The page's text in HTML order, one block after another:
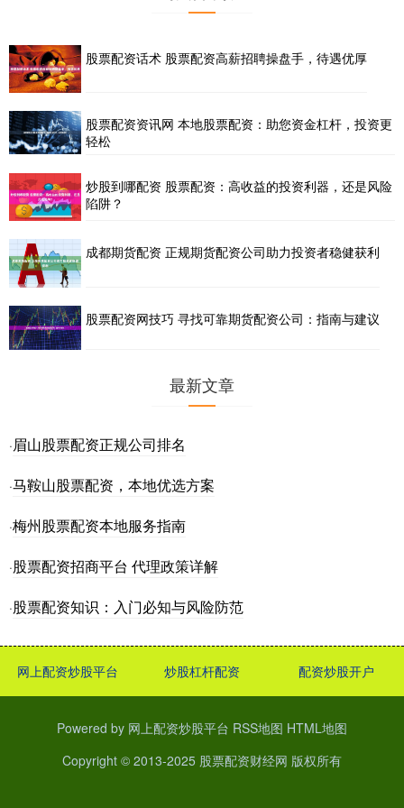
股票配资话术 股票配资高薪招聘操盘手，待遇优厚
股票配资资讯网 本地股票配资：助您资金杠杆，投资更
轻松
炒股到哪配资 股票配资：高收益的投资利器，还是风险
陷阱？
成都期货配资 正规期货配资公司助力投资者稳健获利
股票配资网技巧 寻找可靠期货配资公司：指南与建议
最新文章
·眉山股票配资正规公司排名
·马鞍山股票配资，本地优选方案
·梅州股票配资本地服务指南
·股票配资招商平台 代理政策详解
·股票配资知识：入门必知与风险防范
网上配资炒股平台 炒股杠杆配资 配资炒股开户
Powered by 网上配资炒股平台 RSS地图 HTML地图
Copyright © 2013-2025 股票配资财经网 版权所有